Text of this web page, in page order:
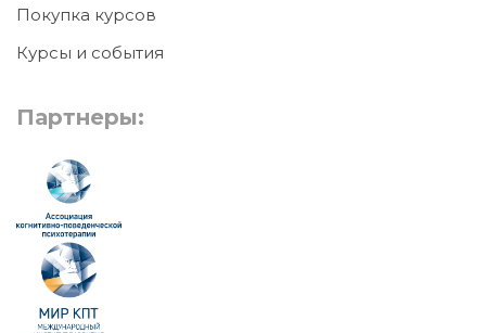
Покупка курсов
Курсы и события
Партнеры: